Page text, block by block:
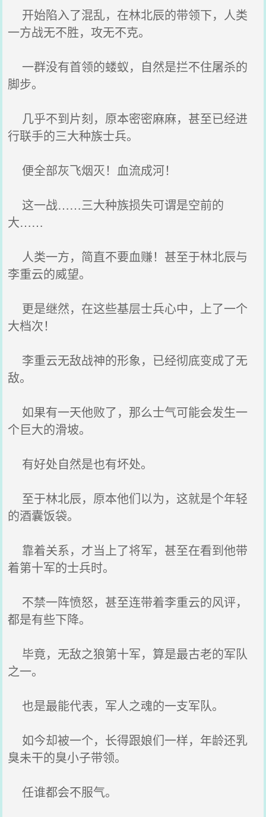
开始陷入了混乱，在林北辰的带领下，人类
一方战无不胜，攻无不克。
一群没有首领的蝼蚁，自然是拦不住屠杀的
脚步。
几乎不到片刻，原本密密麻麻，甚至已经进
行联手的三大种族士兵。
便全部灰飞烟灭！血流成河！
这一战……三大种族损失可谓是空前的
大……
人类一方，简直不要血赚！甚至于林北辰与
李重云的威望。
更是继然，在这些基层士兵心中，上了一个
大档次！
李重云无敌战神的形象，已经彻底变成了无
敌。
如果有一天他败了，那么士气可能会发生一
个巨大的滑坡。
有好处自然是也有坏处。
至于林北辰，原本他们以为，这就是个年轻
的酒囊饭袋。
靠着关系，才当上了将军，甚至在看到他带
着第十军的士兵时。
不禁一阵愤怒，甚至连带着李重云的风评，
都是有些下降。
毕竟，无敌之狼第十军，算是最古老的军队
之一。
也是最能代表，军人之魂的一支军队。
如今却被一个，长得跟娘们一样，年龄还乳
臭未干的臭小子带领。
任谁都会不服气。